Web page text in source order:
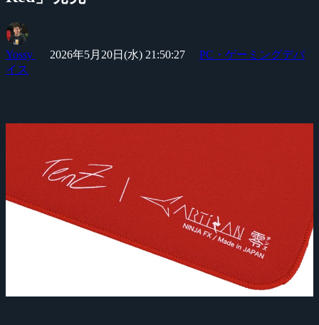
Yossy 2026年5月20日(水) 21:50:27
PC・ゲーミングデバ
イス